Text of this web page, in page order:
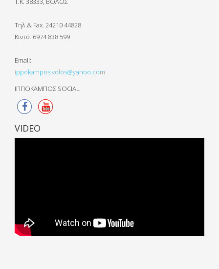
Τηλ.& Fax. 24210 44828
Κιντό: 6974 838 599
Email:
ippokampos.volos@yahoo.com
ΙΠΠΟΚΑΜΠΟΣ SOCIAL
VIDEO